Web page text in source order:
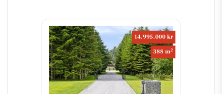
14.995.000 kr
388 m2